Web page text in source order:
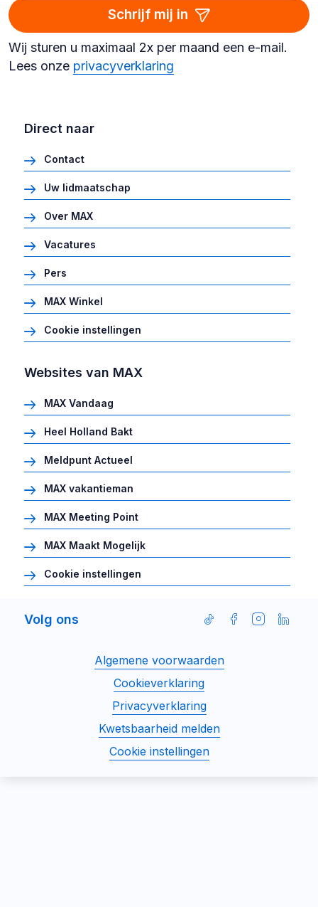
Schrijf mij in
Wij sturen u maximaal 2x per maand een e-mail.
Lees onze privacyverklaring
Direct naar
Contact
Uw lidmaatschap
Over MAX
Vacatures
Pers
MAX Winkel
Cookie instellingen
Websites van MAX
MAX Vandaag
Heel Holland Bakt
Meldpunt Actueel
MAX vakantieman
MAX Meeting Point
MAX Maakt Mogelijk
Cookie instellingen
DisclaimerAlgemene voorwaarden
Cookieverklaring
Privacyverklaring
Kwetsbaarheid melden
Cookie instellingen
Volg ons
Volg
op
VolgVolgVolg